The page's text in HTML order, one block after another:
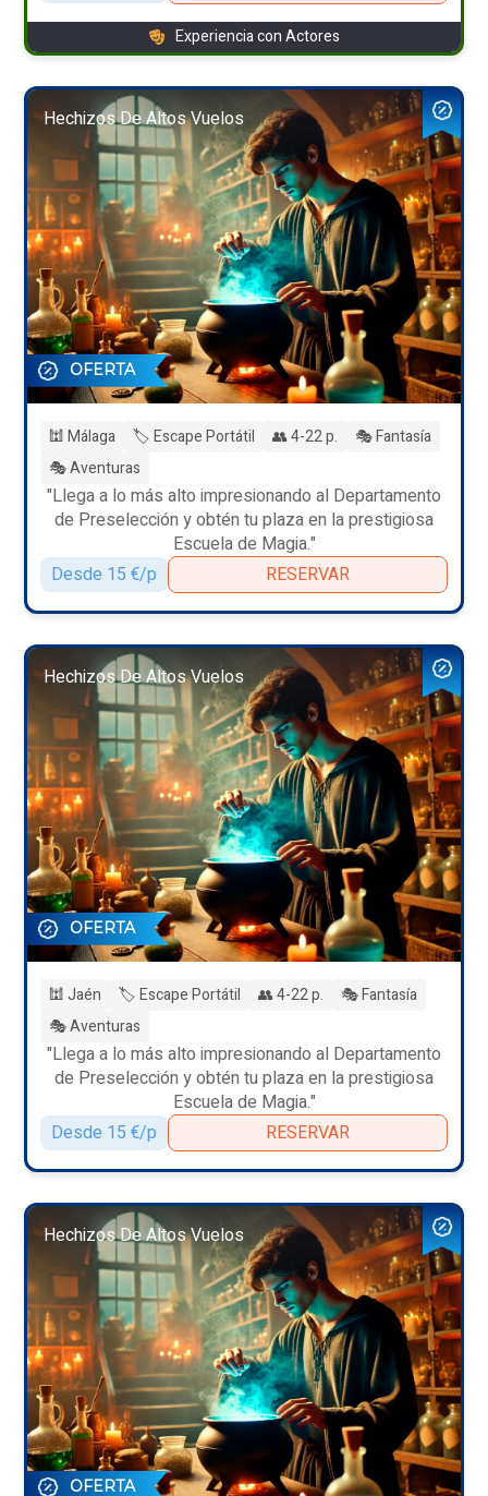
Experiencia con Actores
Hechizos De Altos Vuelos
OFERTA
🕍 Málaga 🏷️ Escape Portátil 👥 4-22 p.
🎭 Fantasía
🎭 Aventuras
"Llega a lo más alto impresionando al Departamento
de Preselección y obtén tu plaza en la prestigiosa
Escuela de Magia."
Desde 15 €/p
RESERVAR
Hechizos De Altos Vuelos
OFERTA
🕍 Jaén 🏷️ Escape Portátil 👥 4-22 p.
🎭 Fantasía
🎭 Aventuras
"Llega a lo más alto impresionando al Departamento
de Preselección y obtén tu plaza en la prestigiosa
Escuela de Magia."
Desde 15 €/p
RESERVAR
Hechizos De Altos Vuelos
OFERTA